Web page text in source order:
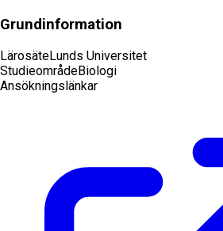
Grundinformation
LärosäteLunds Universitet
StudieområdeBiologi
Ansökningslänkar